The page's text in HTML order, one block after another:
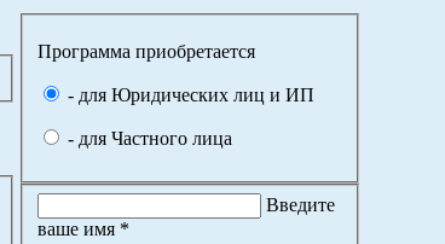
Программа приобретается
- для Юридических лиц и ИП
- для Частного лица
Введите
ваше имя *